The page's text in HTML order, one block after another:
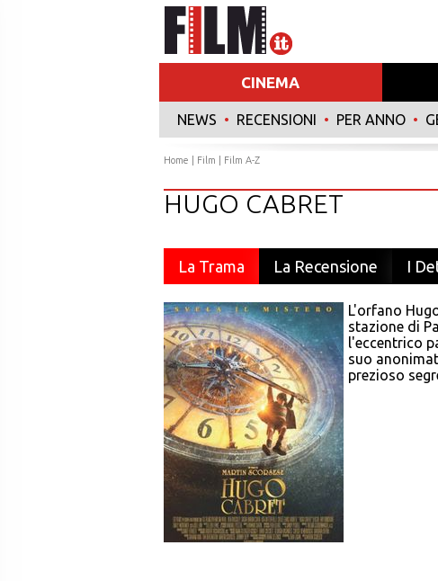
CINEMA
NEWS • RECENSIONI • PER ANNO •
Home Film Film A-Z
HUGO CABRET
La Trama La Recensione I
L'orfano
stazione di
l'eccentrico
suo
prezioso